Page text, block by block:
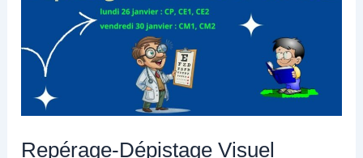
Repérage-Dépistage Visuel